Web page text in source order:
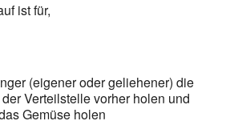
ist für,
(eigener oder geliehener) die
Verteilstelle vorher holen und
Gemüse holen